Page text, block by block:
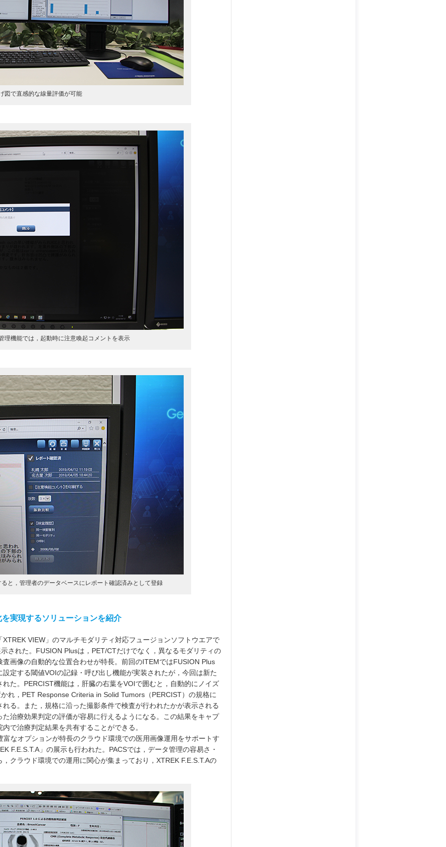
図で直感的な線量評価が可能
理機能では，起動時に注意喚起コメントを表示
と，管理者のデータベースにレポート確認済みとして登録
実現するソリューションを紹介
VIEW」のマルチモダリティ対応フュージョンソフトウエアで
された。FUSION Plusは，PET/CTだけでなく，異なるモダリティの
画像の自動的な位置合わせが特長。前回のITEMではFUSION Plus
定する閾値VOIの記録・呼び出し機能が実装されたが，今回は新た
れた。PERCIST機能は，肝臓の右葉をVOIで囲むと，自動的にノイズ
れ，PET Response Criteria in Solid Tumors（PERCIST）の規格に
る。また，規格に沿った撮影条件で検査が行われたかが表示される
治療効果判定の評価が容易に行えるようになる。この結果をキャプ
で治療判定結果を共有することができる。
なオプションが特長のクラウド環境での医用画像運用をサポートす
F.E.S.T.A」の展示も行われた。PACSでは，データ管理の容易さ・
クラウド環境での運用に関心が集まっており，XTREK F.E.S.T.Aの